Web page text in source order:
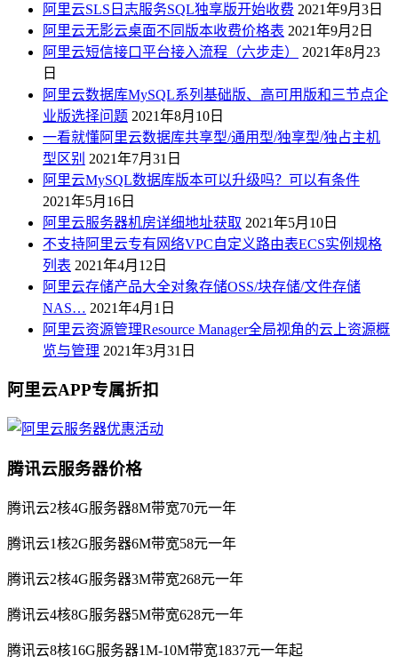
阿里云SLS日志服务SQL独享版开始收费 2021年9月3日
阿里云无影云桌面不同版本收费价格表 2021年9月2日
阿里云短信接口平台接入流程（六步走）
2021年8月23
日
阿里云数据库MySQL系列基础版、高可用版和三节点企
业版选择问题 2021年8月10日
一看就懂阿里云数据库共享型/通用型/独享型/独占主机
型区别 2021年7月31日
阿里云MySQL数据库版本可以升级吗？可以有条件
2021年5月16日
阿里云服务器机房详细地址获取 2021年5月10日
不支持阿里云专有网络VPC自定义路由表ECS实例规格
列表 2021年4月12日
阿里云存储产品大全对象存储OSS/块存储/文件存储
NAS… 2021年4月1日
阿里云资源管理Resource Manager全局视角的云上资源概
览与管理 2021年3月31日
阿里云APP专属折扣
腾讯云服务器价格
腾讯云2核4G服务器8M带宽70元一年
腾讯云1核2G服务器6M带宽58元一年
腾讯云2核4G服务器3M带宽268元一年
腾讯云4核8G服务器5M带宽628元一年
腾讯云8核16G服务器1M-10M带宽1837元一年起